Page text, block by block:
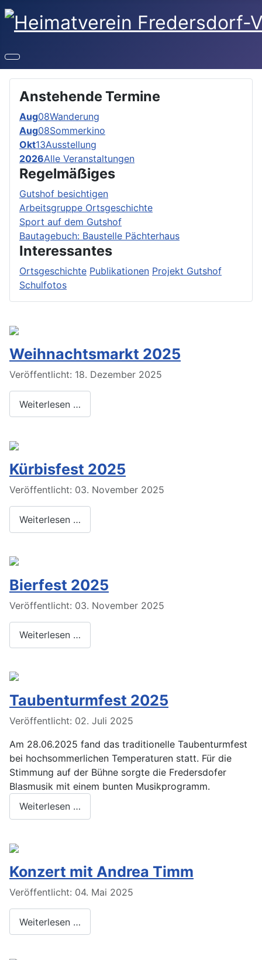
Anstehende Termine
Aug08Wanderung
Aug08Sommerkino
Okt13Ausstellung
2026Alle Veranstaltungen
Regelmäẞiges
Gutshof besichtigen
Arbeitsgruppe Ortsgeschichte
Sport auf dem Gutshof
Bautagebuch: Baustelle Pächterhaus
Interessantes
Ortsgeschichte Publikationen Projekt Gutshof
Schulfotos
Weihnachtsmarkt 2025
Veröffentlicht: 18. Dezember 2025
Weiterlesen …
Kürbisfest 2025
Veröffentlicht: 03. November 2025
Weiterlesen …
Bierfest 2025
Veröffentlicht: 03. November 2025
Weiterlesen …
Taubenturmfest 2025
Veröffentlicht: 02. Juli 2025
Am 28.06.2025 fand das traditionelle Taubenturmfest
bei hochsommerlichen Temperaturen statt. Für die
Stimmung auf der Bühne sorgte die Fredersdofer
Blasmusik mit einem bunten Musikprogramm.
Weiterlesen …
Konzert mit Andrea Timm
Veröffentlicht: 04. Mai 2025
Weiterlesen …